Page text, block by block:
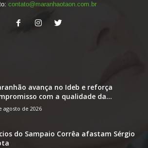
contato@maranhaotaon.com.br
avança no Ideb e reforça
com a qualidade da...
agosto de 2026
do Sampaio Corrêa afastam Sérgio